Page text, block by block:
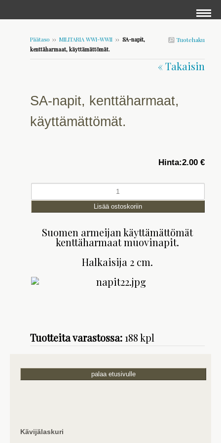
Tuotehaku
Päätaso ›› MILITARIA WWI-WWII ›› SA-napit,
kenttäharmaat, käyttämättömät.
« Takaisin
SA-napit, kenttäharmaat,
käyttämättömät.
Hinta:2.00 €
Suomen armeijan käyttämättömät
kenttäharmaat muovinapit.
Halkaisija 2 cm.
Tuotteita varastossa:188 kpl
palaa etusivulle
Kävijälaskuri